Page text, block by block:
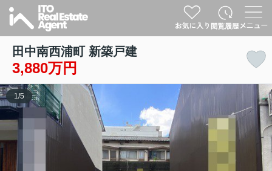
田中南西浦町 新築戸建
3,880万円
1 /5